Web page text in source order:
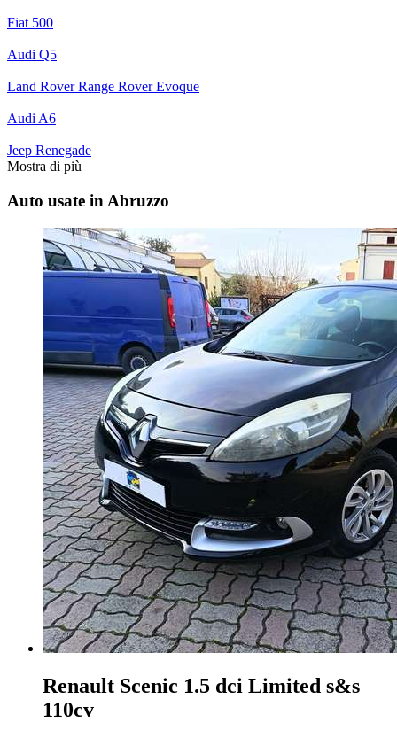
Fiat 500
Audi Q5
Land Rover Range Rover Evoque
Audi A6
Jeep Renegade
Mostra di più
Auto usate in Abruzzo
Renault Scenic 1.5 dci Limited s&s
110cv